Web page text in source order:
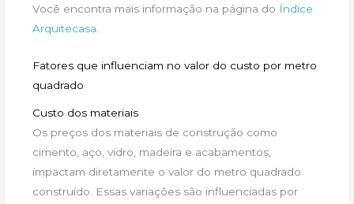
Você encontra mais informação na página do Índice
Arquitecasa.
Fatores que influenciam no valor do custo por metro
quadrado
Custo dos materiais
Os preços dos materiais de construção como
cimento, aço, vidro, madeira e acabamentos,
impactam diretamente o valor do metro quadrado
construído. Essas variações são influenciadas por